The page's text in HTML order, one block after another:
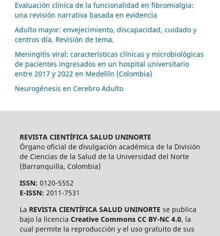
Evaluación clínica de la funcionalidad en fibromialgia:
una revisión narrativa basada en evidencia
Adulto mayor: envejecimiento, discapacidad, cuidado y
centros día. Revisión de tema.
Meningitis viral: características clínicas y microbiológicas
de pacientes ingresados en un hospital universitario
entre 2017 y 2022 en Medellín (Colombia)
Neurogénesis en Cerebro Adulto
REVISTA CIENTÍFICA SALUD UNINORTE
Órgano oficial de divulgación académica de la División
de Ciencias de la Salud de la Universidad del Norte
(Barranquilla, Colombia)
ISSN: 0120-5552
E-ISSN: 2011-7531
La REVISTA CIENTÍFICA SALUD UNINORTE se publica
bajo la licencia Creative Commons CC BY-NC 4.0, la
cual permite la reproducción y el uso gratuito de sus